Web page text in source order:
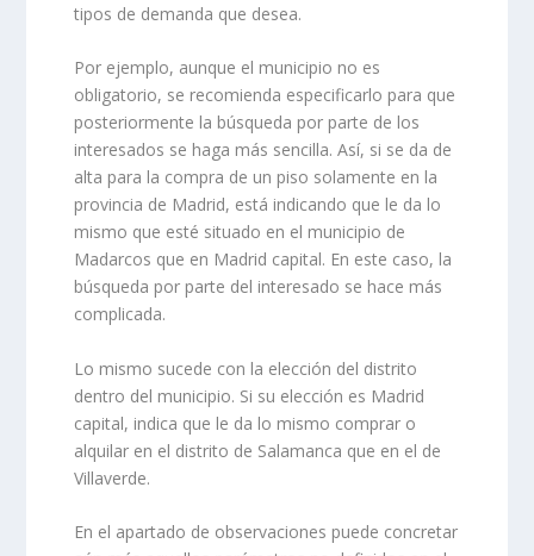
tipos de demanda que desea.
Por ejemplo, aunque el municipio no es
obligatorio, se recomienda especificarlo para que
posteriormente la búsqueda por parte de los
interesados se haga más sencilla. Así, si se da de
alta para la compra de un piso solamente en la
provincia de Madrid, está indicando que le da lo
mismo que esté situado en el municipio de
Madarcos que en Madrid capital. En este caso, la
búsqueda por parte del interesado se hace más
complicada.
Lo mismo sucede con la elección del distrito
dentro del municipio. Si su elección es Madrid
capital, indica que le da lo mismo comprar o
alquilar en el distrito de Salamanca que en el de
Villaverde.
En el apartado de observaciones puede concretar